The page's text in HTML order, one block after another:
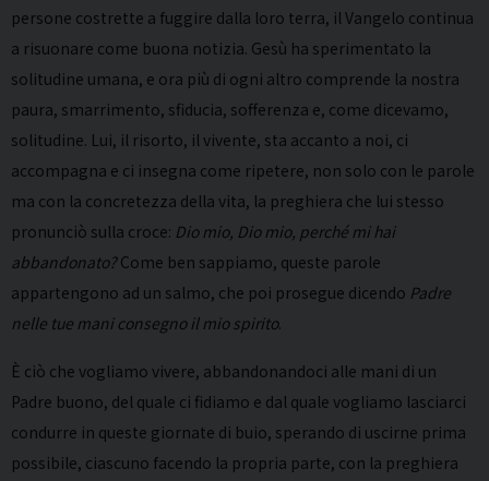
persone costrette a fuggire dalla loro terra, il Vangelo continua
a risuonare come buona notizia. Gesù ha sperimentato la
solitudine umana, e ora più di ogni altro comprende la nostra
paura, smarrimento, sfiducia, sofferenza e, come dicevamo,
solitudine. Lui, il risorto, il vivente, sta accanto a noi, ci
accompagna e ci insegna come ripetere, non solo con le parole
ma con la concretezza della vita, la preghiera che lui stesso
pronunciò sulla croce: Dio mio, Dio mio, perché mi hai
abbandonato?Come ben sappiamo, queste parole
appartengono ad un salmo, che poi prosegue dicendo Padre
nelle tue mani consegno il mio spirito.
È ciò che vogliamo vivere, abbandonandoci alle mani di un
Padre buono, del quale ci fidiamo e dal quale vogliamo lasciarci
condurre in queste giornate di buio, sperando di uscirne prima
possibile, ciascuno facendo la propria parte, con la preghiera